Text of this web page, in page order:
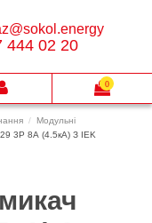
Модульні
3Р 8А (4.5кА) З IEK
444 02 20
0